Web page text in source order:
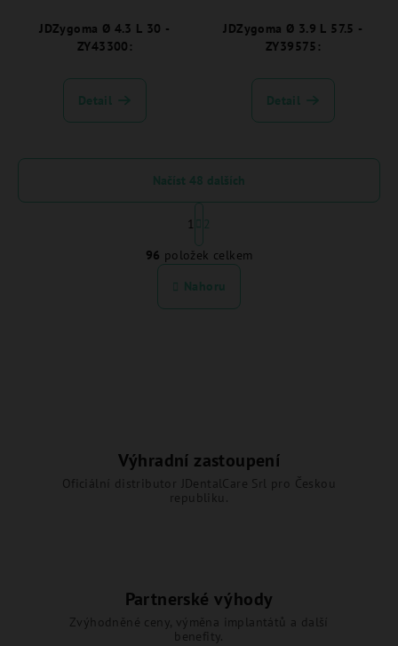
JDZygoma Ø 4.3 L 30 -
ZY43300:
Detail
JDZygoma Ø 3.9 L 57.5 -
ZY39575:
Detail
O
v
l
á
k
y
v
s
u
Načíst 48 dalších
S
t
r
á
n
k
o
1
2
96 položek celkem
Nahoru
Výhradní zastoupení
Oficiální distributor JDentalCare Srl pro Českou
republiku.
Partnerské výhody
Zvýhodněné ceny, výměna implantátů a další
benefity.